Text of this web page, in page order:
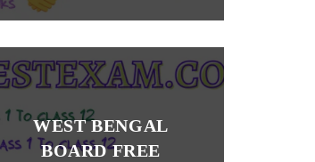
WEST BENGAL
BOARD FREE